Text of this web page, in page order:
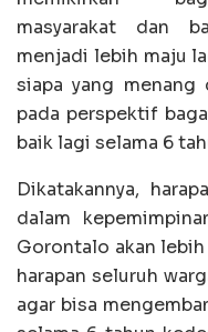
masyarakat dan
menjadi lebih maju
siapa yang menang
pada perspektif
baik lagi selama 6
Dikatakannya,
dalam
Gorontalo akan
harapan seluruh
agar bisa